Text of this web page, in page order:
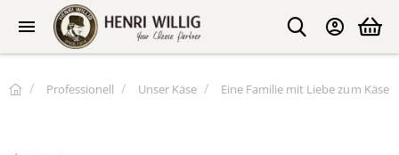
Professionell Unser Käse Eine Familie mit Liebe zum Käse